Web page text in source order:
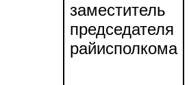
заместитель
председателя
райисполкома